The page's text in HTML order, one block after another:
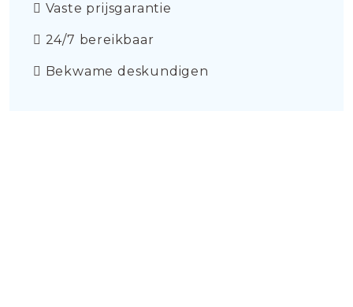
Vaste prijsgarantie
24/7 bereikbaar
Bekwame deskundigen